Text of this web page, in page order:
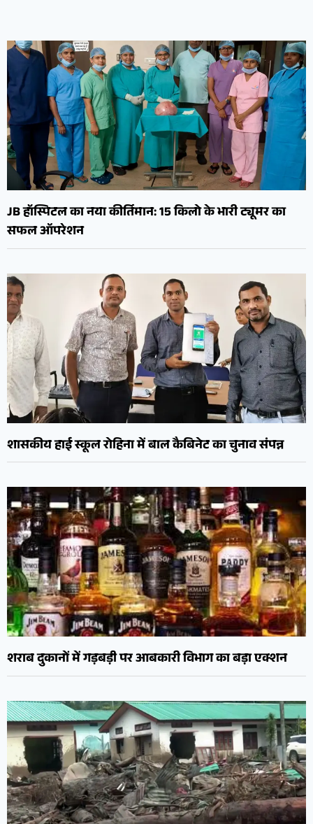
JB हॉस्पिटल का नया कीर्तिमान: 15 किलो के भारी ट्यूमर का
सफल ऑपरेशन
शासकीय हाई स्कूल रोहिना में बाल कैबिनेट का चुनाव संपन्न
शराब दुकानों में गड़बड़ी पर आबकारी विभाग का बड़ा एक्शन